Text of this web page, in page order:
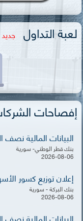
لعبة التداول جديد
إفصاحات
البيانات المالية نصف
بنك قطر الوطني- سورية
2026-08-06
إعلان توزيع كسور
بنك البركة - سورية
2026-08-06